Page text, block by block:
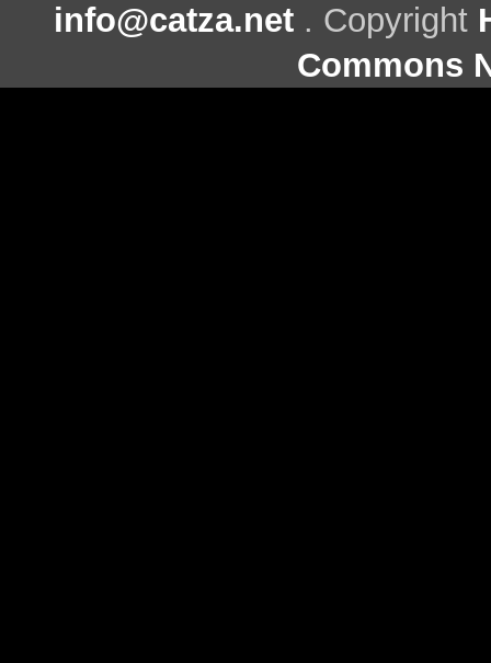
info@catza.net . Copyright
Commons